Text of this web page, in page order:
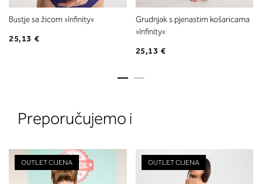
Bustje sa žicom »Infinity«
25,13 €
Grudnjak s pjenastim košaricama
»Infinity«
25,13 €
Preporučujemo i
OUTLET CIJENA OUTLET CIJENA